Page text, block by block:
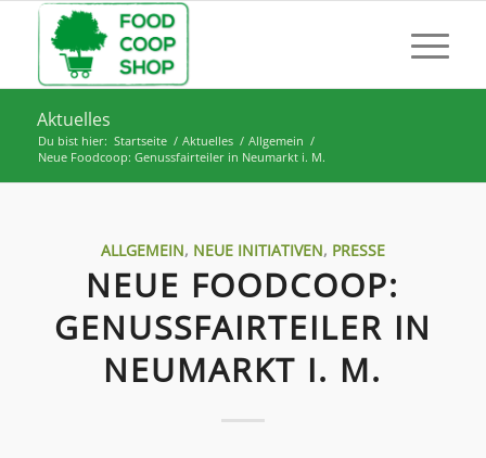
Aktuelles
Du bist hier: Startseite / Aktuelles / Allgemein /
Neue Foodcoop: Genussfairteiler in Neumarkt i. M.
ALLGEMEIN, NEUE INITIATIVEN, PRESSE
NEUE FOODCOOP:
GENUSSFAIRTEILER IN
NEUMARKT I. M.